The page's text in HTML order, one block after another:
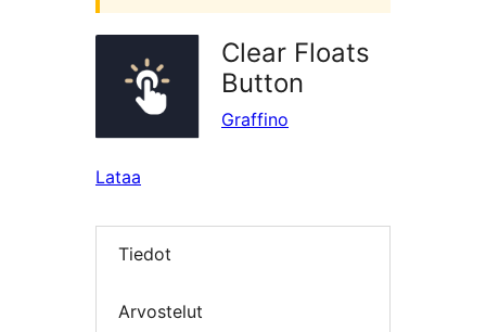
Clear Floats
Button
Graffino
Lataa
Tiedot
Arvostelut